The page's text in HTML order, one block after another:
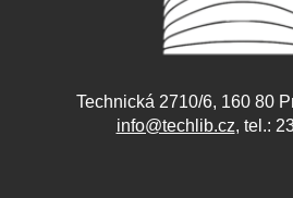
Technická 2710/6, 160 80
info@techlib.cz, tel.: